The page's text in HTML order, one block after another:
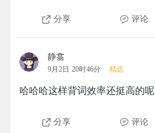
分享 评论
静翕
9月2日 20时46分 精选
哈哈哈这样背词效率还挺高的呢
分享 评论